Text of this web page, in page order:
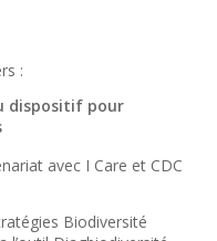
:
dispositif pour
avec I Care et CDC
Biodiversité